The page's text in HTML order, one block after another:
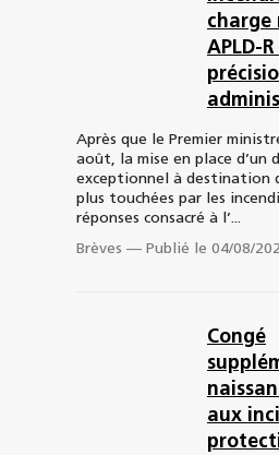
charge
APLD-
Après que le Premier
août, la mise en place d’un
exceptionnel à destination
plus touchées par les
réponses consacré à l’...
Brèves — Publié le 04/08/
Congé
aux